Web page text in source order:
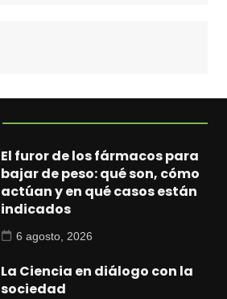
El furor de los fármacos para
bajar de peso: qué son, cómo
actúan y en qué casos están
indicados
6 agosto, 2026
La Ciencia en diálogo con la
sociedad